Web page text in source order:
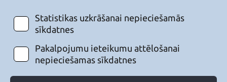
Statistikas uzkrāšanai nepieciešamās
sīkdatnes
Pakalpojumu ieteikumu attēlošanai
nepieciešamas sīkdatnes